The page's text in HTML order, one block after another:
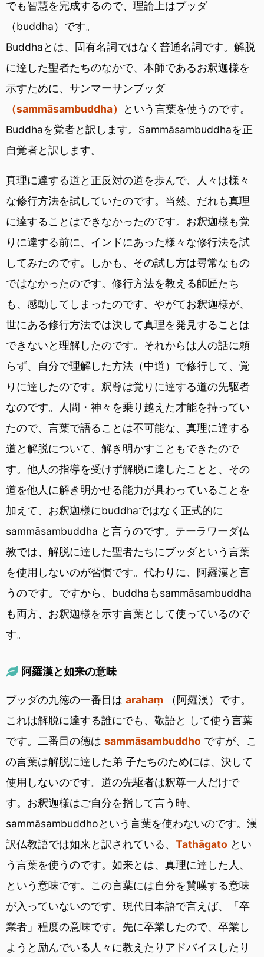
でも智慧を完成するので、理論上はブッダ
（buddha）です。
Buddhaとは、固有名詞ではなく普通名詞です。解脱
に達した聖者たちのなかで、本師であるお釈迦様を
示すために、サンマーサンブッダ
（sammāsambuddha）
という言葉を使うのです。
Buddhaを覚者と訳します。Sammāsambuddhaを正
自覚者と訳します。
真理に達する道と正反対の道を歩んで、人々は様々
な修行方法を試していたのです。当然、だれも真理
に達することはできなかったのです。お釈迦様も覚
りに達する前に、インドにあった様々な修行法を試
してみたのです。しかも、その試し方は尋常なもの
ではなかったのです。修行方法を教える師匠たち
も、感動してしまったのです。やがてお釈迦様が、
世にある修行方法では決して真理を発見することは
できないと理解したのです。それからは人の話に頼
らず、自分で理解した方法（中道）で修行して、覚
りに達したのです。釈尊は覚りに達する道の先駆者
なのです。人間・神々を乗り越えた才能を持ってい
たので、言葉で語ることは不可能な、真理に達する
道と解脱について、解き明かすこともできたので
す。他人の指導を受けず解脱に達したことと、その
道を他人に解き明かせる能力が具わっていることを
加えて、お釈迦様にbuddhaではなく正式的に
sammāsambuddha と言うのです。テーラワーダ仏
教では、解脱に達した聖者たちにブッダという言葉
を使用しないのが習慣です。代わりに、阿羅漢と言
うのです。ですから、buddhaもsammāsambuddha
も両方、お釈迦様を示す言葉として使っているので
す。
阿羅漢と如来の意味
ブッダの九徳の一番目は arahaṃ （阿羅漢）です。
これは解脱に達する誰にでも、敬語と して使う言葉
です。二番目の徳は sammāsambuddho ですが、こ
の言葉は解脱に達した弟 子たちのためには、決して
使用しないのです。道の先駆者は釈尊一人だけで
す。お釈迦様はご自分を指して言う時、
sammāsambuddhoという言葉を使わないのです。漢
訳仏教語では如来と訳されている、 Tathāgato とい
う言葉を使うのです。如来とは、真理に達した人、
という意味です。この言葉には自分を賛嘆する意味
が入っていないのです。現代日本語で言えば、「卒
業者」程度の意味です。先に卒業したので、卒業し
ようと励んでいる人々に教えたりアドバイスしたり